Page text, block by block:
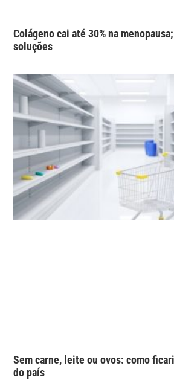
Colágeno cai até 30% na
soluções
Sem carne, leite ou ovos: como
do país